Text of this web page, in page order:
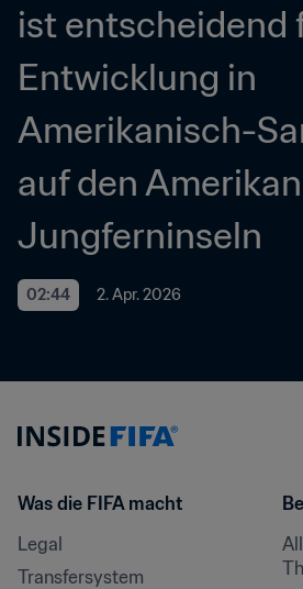
ist entscheidend
Entwicklung in
Amerikanisch-
auf den
Jungferninseln
02:44 2. Apr. 2026
Was die FIFA macht
Legal
Transfersystem